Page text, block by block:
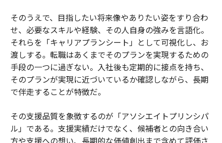
そのうえで、目指したい将来像やありたい姿をすり合わ
せ、必要なスキルや経験、その人自身の強みを言語化。
それらを「キャリアプランシート」として可視化し、お
渡しする。転職はあくまでそのプランを実現するための
手段の一つに過ぎない。入社後も定期的に接点を持ち、
そのプランが実現に近づいているか確認しながら、長期
で伴走することが特徴だ。
その支援品質を象徴するのが「アソシエイトプリンシパ
ル」である。支援実績だけでなく、候補者との向き合い
方や支援への想い、長期的な価値創出まで含めて評価さ